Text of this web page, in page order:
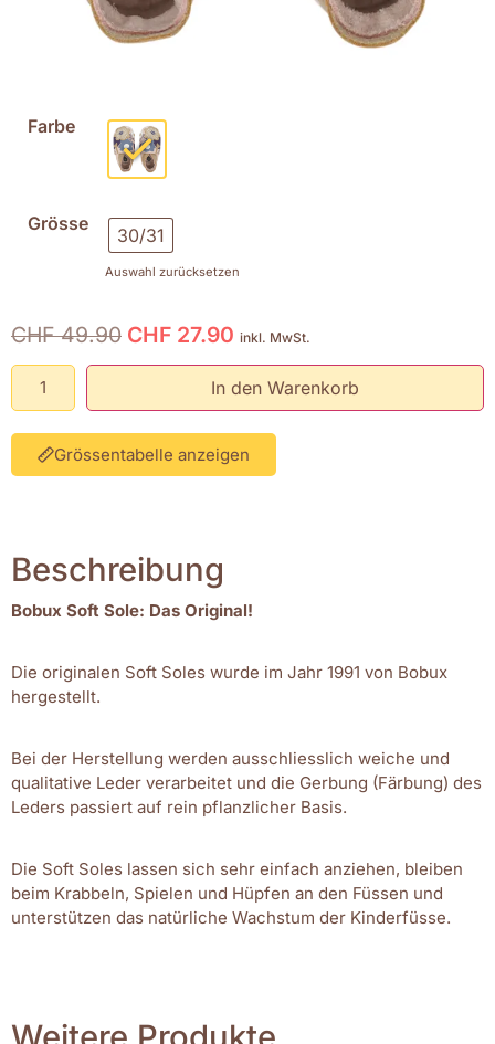
Farbe
Grösse
30/31
Auswahl zurücksetzen
CHF49.90 CHF 27.90 inkl. MwSt.
In den Warenkorb
Grössentabelle anzeigen
Beschreibung
Bobux Soft Sole: Das Original!
Die originalen Soft Soles wurde im Jahr 1991 von Bobux
hergestellt.
Bei der Herstellung werden ausschliesslich weiche und
qualitative Leder verarbeitet und die Gerbung (Färbung) des
Leders passiert auf rein pflanzlicher Basis.
Die Soft Soles lassen sich sehr einfach anziehen, bleiben
beim Krabbeln, Spielen und Hüpfen an den Füssen und
unterstützen das natürliche Wachstum der Kinderfüsse.